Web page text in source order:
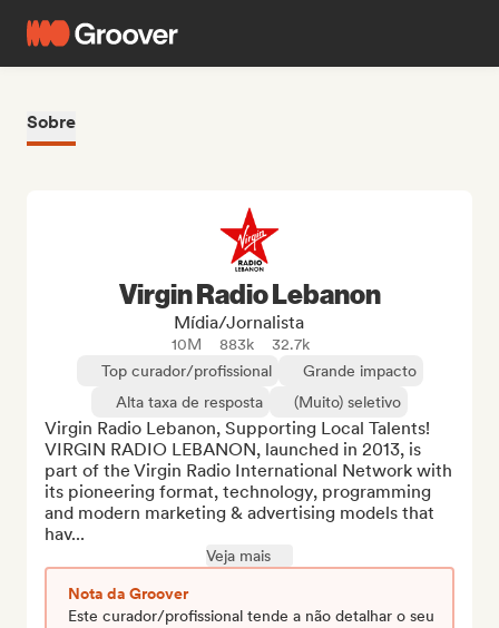
Sobre
Virgin Radio Lebanon
Mídia/Jornalista
10M 883k
32.7k
Top curador/profissional
Grande impacto
Alta taxa de resposta
(Muito) seletivo
Virgin Radio Lebanon, Supporting Local Talents!
VIRGIN RADIO LEBANON, launched in 2013, is
part of the Virgin Radio International Network with
its pioneering format, technology, programming
and modern marketing & advertising models that
hav...
Veja mais
Nota da Groover
Este curador/profissional tende a não detalhar o seu